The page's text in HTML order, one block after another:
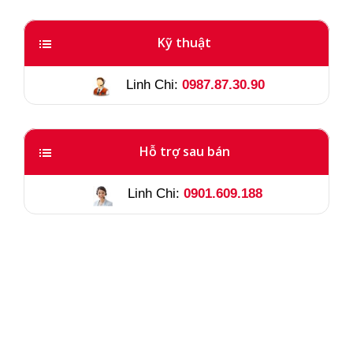
Kỹ thuật
Linh Chi: 0987.87.30.90
Hỗ trợ sau bán
Linh Chi: 0901.609.188